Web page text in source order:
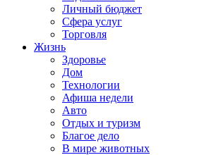
Личный бюджет
Сфера услуг
Торговля
Жизнь
Здоровье
Дом
Технологии
Афиша недели
Авто
Отдых и туризм
Благое дело
В мире животных